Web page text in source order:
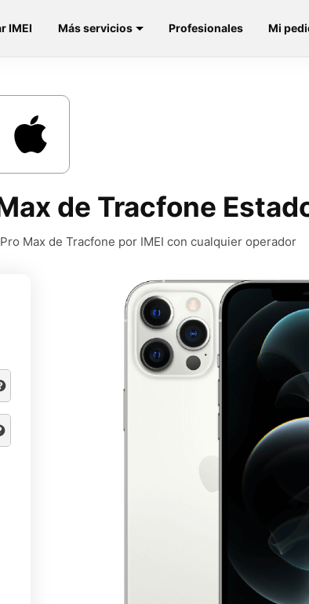
IMEI Más servicios Profesionales Mi
de Tracfone
Max de Tracfone por IMEI con cualquier operador